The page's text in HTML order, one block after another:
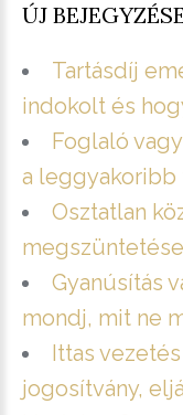
ÚJ
Tartásdíj
indokolt és
Foglaló
a
Osztatlan
Gyanúsítás
mondj, mit ne
Ittas
jogosítvány,